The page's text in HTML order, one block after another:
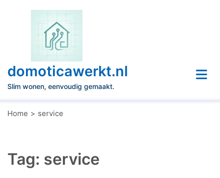
domoticawerkt.nl
Slim wonen, eenvoudig gemaakt.
Home service
Tag: service